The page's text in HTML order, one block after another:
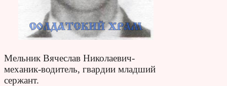
Мельник Вячеслав Николаевич-
механик-водитель, гвардии младший
сержант.